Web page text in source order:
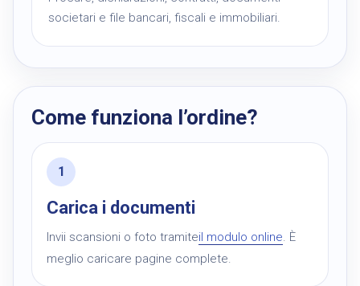
societari e file bancari, fiscali e immobiliari.
Come funziona l’ordine?
Carica i documenti
Invii scansioni o foto tramiteil modulo online. È
meglio caricare pagine complete.